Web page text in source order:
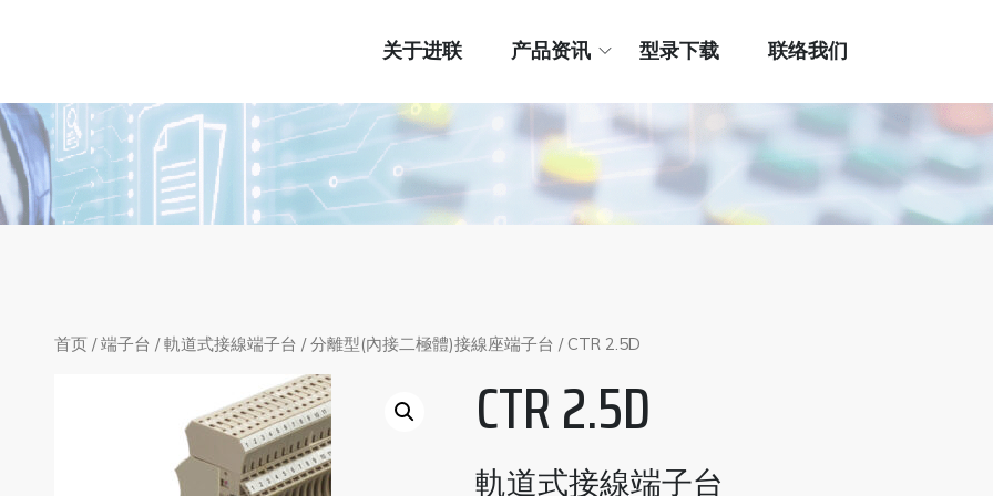
关于进联 产品资讯 型录下载 联络我们
首页 /端子台 /軌道式接線端子台 /分離型(內接二極體)接線座端子台 / CTR 2.5D
CTR 2.5D
軌道式接線端子台